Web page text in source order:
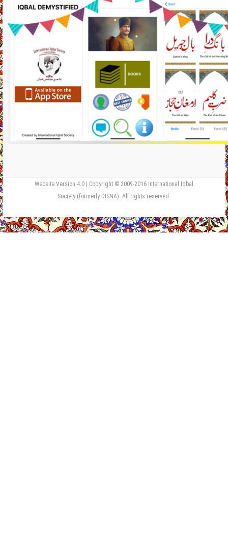
Website Version 4.0 | Copyright © 2009-2016 International Iqbal
Society (formerly DISNA). All rights reserved.